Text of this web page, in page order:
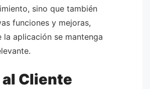
sino que también
funciones y mejoras,
la aplicación se mantenga
Cliente